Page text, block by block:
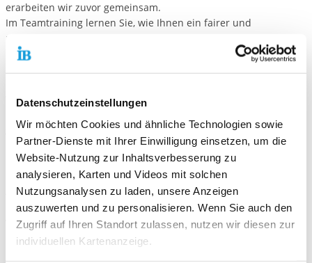
Datenschutzeinstellungen
Wir möchten Cookies und ähnliche Technologien sowie
Partner-Dienste mit Ihrer Einwilligung einsetzen, um die
Website-Nutzung zur Inhaltsverbesserung zu
analysieren, Karten und Videos mit solchen
Nutzungsanalysen zu laden, unsere Anzeigen
auszuwerten und zu personalisieren. Wenn Sie auch den
Zugriff auf Ihren Standort zulassen, nutzen wir diesen zur
individuellen Kartenanzeige.
erarbeiten wir zuvor gemeinsam.
Im Teamtraining lernen Sie, wie Ihnen ein fairer und
respektvoller Umgang mit Ihren Teamkolleg*innen auch in
stressigen Situationen gelingt.
Wenn Sie eine Ausbildung machen möchten, müssen Sie die
genau der/die Richtige sind. Hierfür brauchen Sie eine gute
Bewerbungsmappe und müssen im Bewerbungsgespräch
überzeugen.
Damit dies gelingt, helfen wir Ihnen beim Finden von
Ausbildungsangeboten und beim Schreiben Ihrer Bewerbung.
Ebenso helfen wir Ihnen, sich auf ein Vorstellungsgespräch
vorzubereiten.